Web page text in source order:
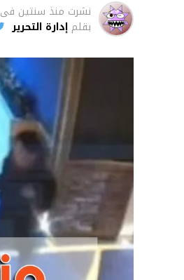
نشرت منذ سنتين فى
بقلم إدارة التحرير